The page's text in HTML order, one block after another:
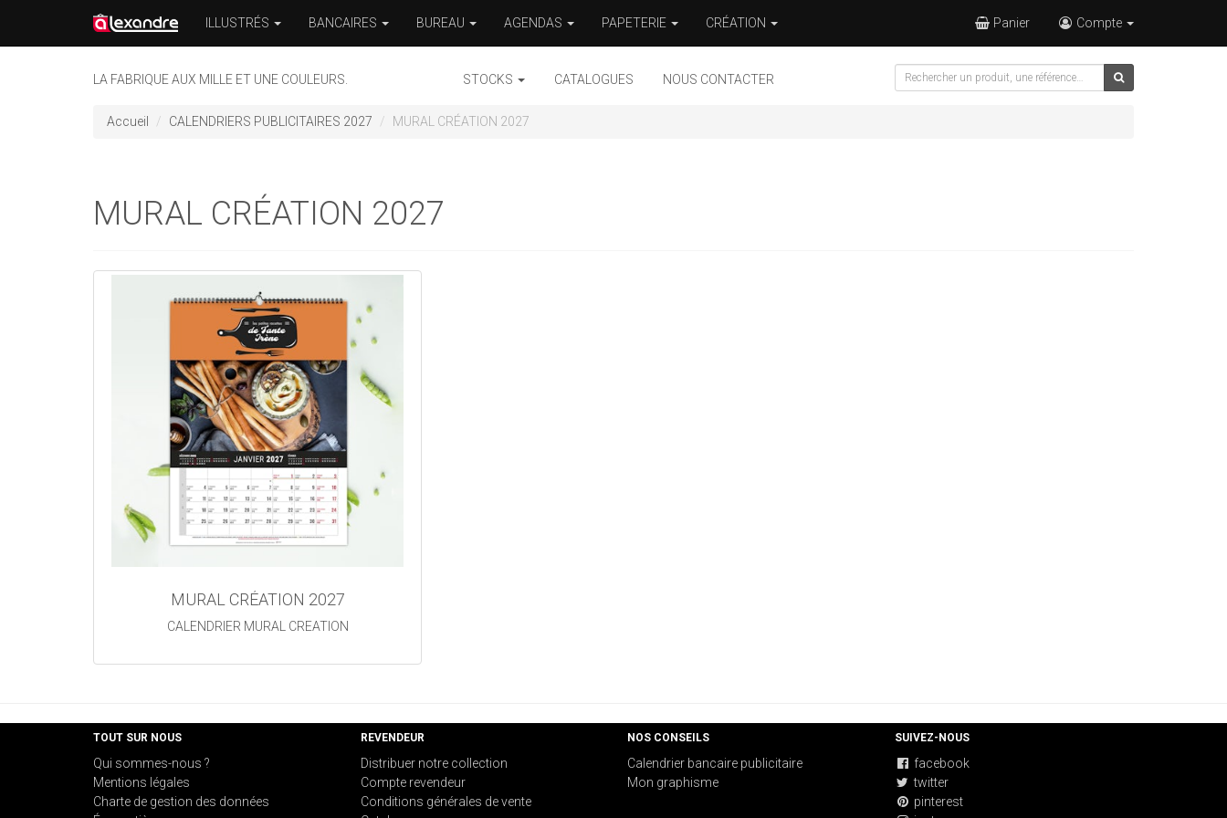
ILLUSTRÉS BANCAIRES BUREAU AGENDAS PAPETERIE CRÉATION Panier Compte
LA FABRIQUE AUX MILLE ET UNE COULEURS. STOCKS CATALOGUES NOUS CONTACTER
Accueil CALENDRIERS PUBLICITAIRES 2027 MURAL CRÉATION 2027
MURAL CRÉATION 2027
MURAL CRÉATION 2027
CALENDRIER MURAL CREATION
TOUT SUR NOUS
Qui sommes-nous ?
Mentions légales
Charte de gestion des données
REVENDEUR
Distribuer notre collection
Compte revendeur
Conditions générales de vente
NOS CONSEILS
Calendrier bancaire publicitaire
Mon graphisme
SUIVEZ-NOUS
facebook
twitter
pinterest